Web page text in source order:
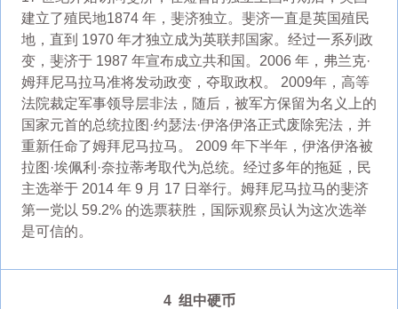
建立了殖民地1874 年，斐济独立。斐济一直是英国殖民
地，直到 1970 年才独立成为英联邦国家。经过一系列政
变，斐济于 1987 年宣布成立共和国。2006 年，弗兰克·
姆拜尼马拉马准将发动政变，夺取政权。 2009年，高等
法院裁定军事领导层非法，随后，被军方保留为名义上的
国家元首的总统拉图·约瑟法·伊洛伊洛正式废除宪法，并
重新任命了姆拜尼马拉马。 2009 年下半年，伊洛伊洛被
拉图·埃佩利·奈拉蒂考取代为总统。经过多年的拖延，民
主选举于 2014 年 9 月 17 日举行。姆拜尼马拉马的斐济
第一党以 59.2% 的选票获胜，国际观察员认为这次选举
是可信的。
4 组中硬币